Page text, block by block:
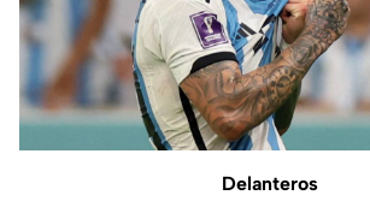
Delanteros